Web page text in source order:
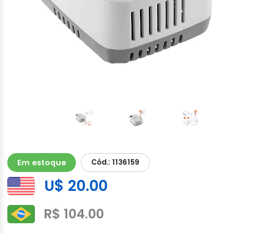
Em estoque Cód.: 1136159
U$ 20.00
R$ 104.00